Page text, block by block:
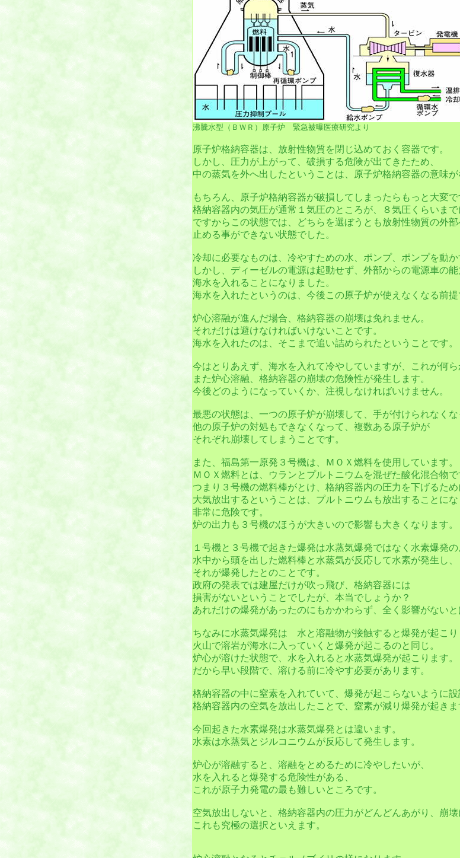
沸騰水型（ＢＷＲ）原子炉 緊急被曝医療研究より
原子炉格納容器は、放射性物質を閉じ込めておく容器です。
しかし、圧力が上がって、破損する危険が出てきたため、
中の蒸気を外へ出したということは、原子炉格納容器の意味が
もちろん、原子炉格納容器が破損してしまったらもっと大変で
格納容器内の気圧が通常１気圧のところが、８気圧くらいまで
ですからこの状態では、どちらを選ぼうとも放射性物質の外
止める事ができない状態でした。
冷却に必要なものは、冷やすための水、ポンプ、ポンプを動か
しかし、ディーゼルの電源は起動せず、外部からの電源車の能
海水を入れることになりました。
海水を入れたというのは、今後この原子炉が使えなくなる前提
炉心溶融が進んだ場合、格納容器の崩壊は免れません。
それだけは避けなければいけないことです。
海水を入れたのは、そこまで追い詰められたということです。
今はとりあえず、海水を入れて冷やしていますが、これが何
また炉心溶融、格納容器の崩壊の危険性が発生します。
今後どのようになっていくか、注視しなければいけません。
最悪の状態は、一つの原子炉が崩壊して、手が付けられなくな
他の原子炉の対処もできなくなって、複数ある原子炉が
それぞれ崩壊してしまうことです。
また、福島第一原発３号機は、ＭＯＸ燃料を使用しています。
ＭＯＸ燃料とは、ウランとプルトニウムを混ぜた酸化混合物で
つまり３号機の燃料棒がとけ、格納容器内の圧力を下げるため
大気放出するということは、プルトニウムも放出することにな
非常に危険です。
炉の出力も３号機のほうが大きいので影響も大きくなります。
１号機と３号機で起きた爆発は水蒸気爆発ではなく水素爆発の
水中から頭を出した燃料棒と水蒸気が反応して水素が発生し、
それが爆発したとのことです。
政府の発表では建屋だけが吹っ飛び、格納容器には
損害がないということでしたが、本当でしょうか？
あれだけの爆発があったのにもかかわらず、全く影響がないと
ちなみに水蒸気爆発は 水と溶融物が接触すると爆発が起こり
火山で溶岩が海水に入っていくと爆発が起こるのと同じ。
炉心が溶けた状態で、水を入れると水蒸気爆発が起こります。
だから早い段階で、溶ける前に冷やす必要があります。
格納容器の中に窒素を入れていて、爆発が起こらないように設
格納容器内の空気を放出したことで、窒素が減り爆発が起きま
今回起きた水素爆発は水蒸気爆発とは違います。
水素は水蒸気とジルコニウムが反応して発生します。
炉心が溶融すると、溶融をとめるために冷やしたいが、
水を入れると爆発する危険性がある、
これが原子力発電の最も難しいところです。
空気放出しないと、格納容器内の圧力がどんどんあがり、崩壊
これも究極の選択といえます。